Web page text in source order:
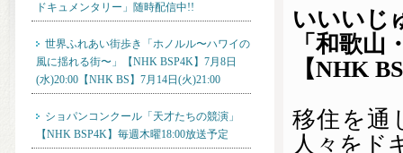
いいいじ
「和歌山
【NHK
移住を通
人々をド
ドキュメンタリー」随時配信中!!
世界ふれあい街歩き「ホノルル〜ハワイの
風に揺れる街〜」【NHK BSP4K】7月8日
(水)20:00【NHK BS】7月14日(火)21:00
ショパンコンクール「天才たちの競演」
【NHK BSP4K】毎週木曜18:00放送予定